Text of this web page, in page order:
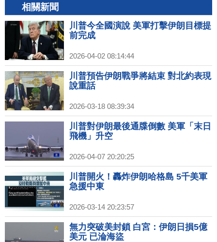
相關新聞
川普今全國演說 美軍打擊伊朗目標提
前完成
2026-04-02 08:14:44
川普預告伊朗戰爭將結束 對北約表現
說重話
2026-03-18 08:39:34
川普對伊朗最後通牒倒數 美軍「末日
飛機」升空
2026-04-07 20:20:25
川普開火！轟炸伊朗哈格島 5千美軍
急援中東
2026-03-14 20:23:57
無力突破美封鎖 白宮：伊朗日損5億
美元 已淪海盜